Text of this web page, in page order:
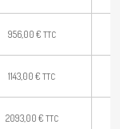
956,00€ TTC
1143,00€ TTC
2093,00€ TTC